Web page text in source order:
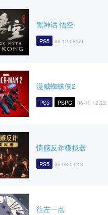
黑神话 悟空
PS5 06-12 08:56
漫威蜘蛛侠2
PS5 PSPC 06-10 12:22
情感反诈模拟器
PS5 06-08 04:13
往左一点